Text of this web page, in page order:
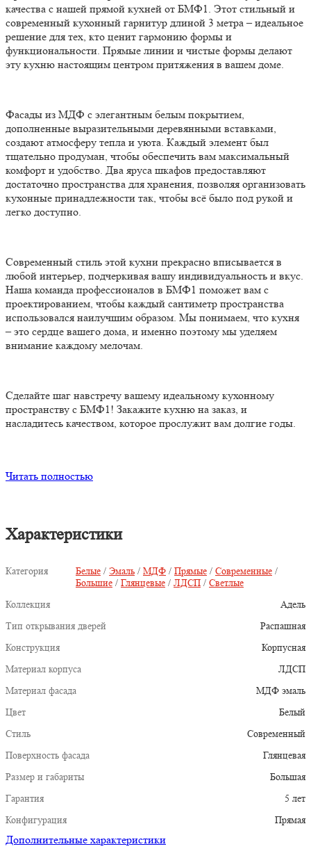
качества с нашей прямой кухней от БМФ1. Этот стильный и
современный кухонный гарнитур длиной 3 метра – идеальное
решение для тех, кто ценит гармонию формы и
функциональности. Прямые линии и чистые формы делают
эту кухню настоящим центром притяжения в вашем доме.
Фасады из МДФ с элегантным белым покрытием,
дополненные выразительными деревянными вставками,
создают атмосферу тепла и уюта. Каждый элемент был
тщательно продуман, чтобы обеспечить вам максимальный
комфорт и удобство. Два яруса шкафов предоставляют
достаточно пространства для хранения, позволяя организовать
кухонные принадлежности так, чтобы всё было под рукой и
легко доступно.
Современный стиль этой кухни прекрасно вписывается в
любой интерьер, подчеркивая вашу индивидуальность и вкус.
Наша команда профессионалов в БМФ1 поможет вам с
проектированием, чтобы каждый сантиметр пространства
использовался наилучшим образом. Мы понимаем, что кухня
– это сердце вашего дома, и именно поэтому мы уделяем
внимание каждому мелочам.
Сделайте шаг навстречу вашему идеальному кухонному
пространству с БМФ1! Закажите кухню на заказ, и
насладитесь качеством, которое прослужит вам долгие годы.
Читать полностью
Характеристики
Категория Белые / Эмаль / МДФ / Прямые / Современные /
Большие / Глянцевые / ЛДСП / Светлые
Коллекция
Адель
Тип открывания дверей
Распашная
Конструкция
Корпусная
Материал корпуса
ЛДСП
Материал фасада
МДФ эмаль
Цвет
Белый
Стиль
Современный
Поверхность фасада
Глянцевая
Размер и габариты
Большая
Гарантия
5 лет
Конфигурация
Прямая
Дополнительные характеристики